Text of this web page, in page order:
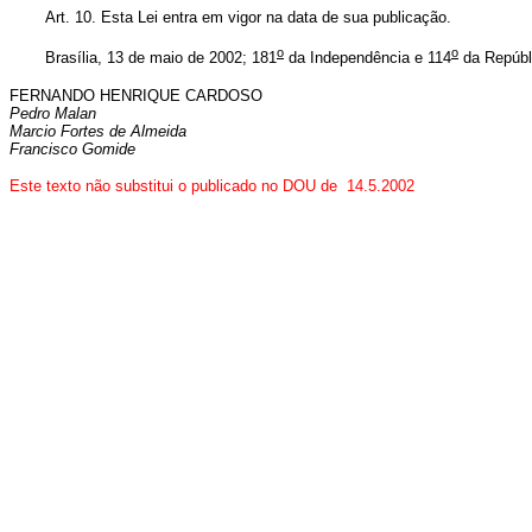
Art. 10. Esta Lei entra em vigor na data de sua publicação.
Brasília, 13 de maio de 2002; 181o da Independência e 114o da
FERNANDO HENRIQUE CARDOSO
Pedro Malan
Marcio Fortes de Almeida
Francisco Gomide
Este texto não substitui o publicado no DOU de 14.5.2002